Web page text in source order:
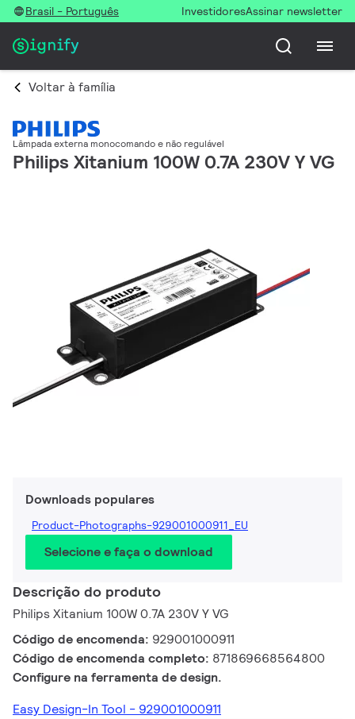
Brasil - Português InvestidoresAssinar newsletter
Voltar à família
Lâmpada externa monocomando e não regulável
Philips Xitanium 100W 0.7A 230V Y VG
Downloads populares
Product-Photographs-929001000911_EU
Selecione e faça o download
Descrição do produto
Philips Xitanium 100W 0.7A 230V Y VG
Código de encomenda: 929001000911
Código de encomenda completo: 871869668564800
Configure na ferramenta de design.
Easy Design-In Tool - 929001000911